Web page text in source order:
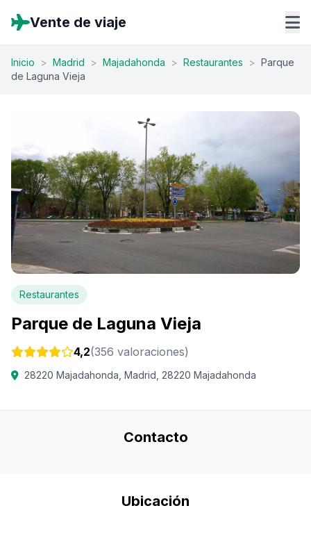
Vente de viaje
Inicio > Madrid > Majadahonda > Restaurantes > Parque
de Laguna Vieja
Restaurantes
Parque de Laguna Vieja
4,2(356 valoraciones)
28220 Majadahonda, Madrid, 28220 Majadahonda
Contacto
Ubicación